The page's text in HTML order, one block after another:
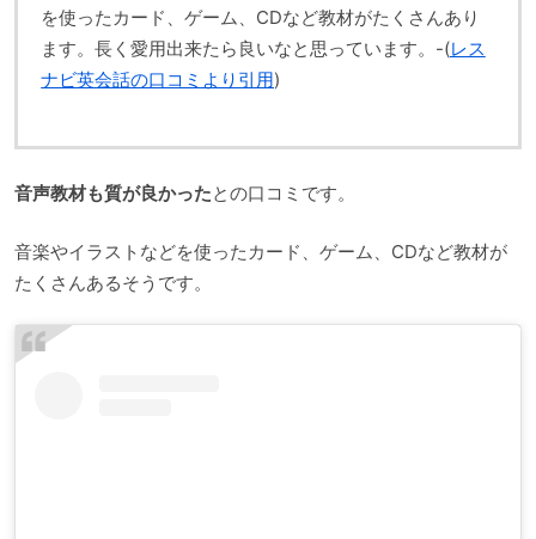
を使ったカード、ゲーム、CDなど教材がたくさんあり
ます。長く愛用出来たら良いなと思っています。-(レス
ナビ英会話の口コミより引用)
音声教材も質が良かったとの口コミです。
音楽やイラストなどを使ったカード、ゲーム、CDなど教材が
たくさんあるそうです。